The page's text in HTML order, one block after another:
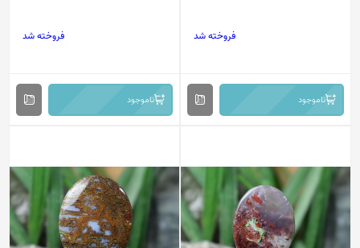
فروخته شد
ناموجود
فروخته شد
ناموجود